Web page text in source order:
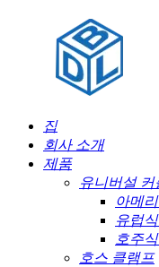
집
회사 소개
제품
유니버설 커
아메
유럽
호주
호스 클램프